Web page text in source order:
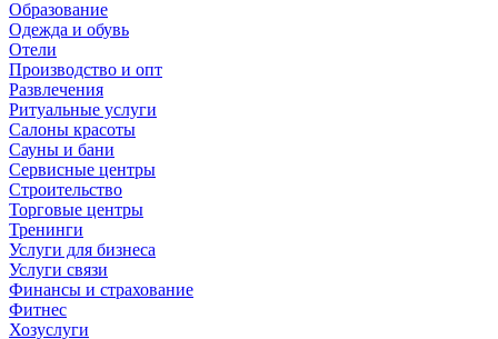
Образование
Одежда и обувь
Отели
Производство и опт
Развлечения
Ритуальные услуги
Салоны красоты
Сауны и бани
Сервисные центры
Строительство
Торговые центры
Тренинги
Услуги для бизнеса
Услуги связи
Финансы и страхование
Фитнес
Хозуслуги